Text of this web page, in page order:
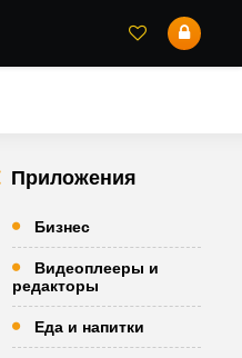
Приложения
Бизнес
Видеоплееры и
редакторы
Еда и напитки